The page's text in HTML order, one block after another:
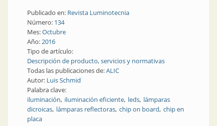
Publicado en: Revista Luminotecnia
Número: 134
Mes:Octubre
Año:2016
Tipo de artículo:
Descripción de producto, servicios y normativas
Todas las publicaciones de:ALIC
Autor: Luis Schmid
Palabra clave:
iluminación iluminación eficiente leds lámparas
dicroicas lámparas reflectoras chip on board chip en
placa